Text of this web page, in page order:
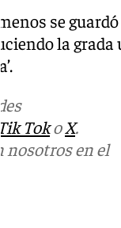
se
la
Tik TokoX.
nosotros en el